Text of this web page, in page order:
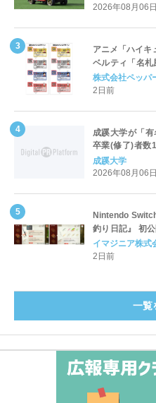
2026年08月06
アニメ「ハイキ
ベルティ「名札
対応についての
株式会社ペッパ
2日前
成蹊大学が「
卒業(修了)者数
全国第1位を獲
4.3pt）に伸長
成蹊大学
2026年08月06
Nintendo
釣り日記』 初
公開！
イマジニア株式
2日前
一覧